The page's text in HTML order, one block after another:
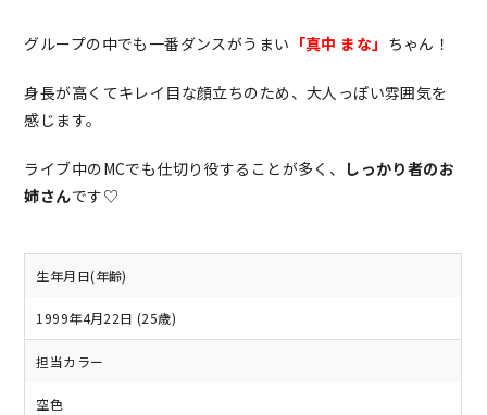
グループの中でも一番ダンスがうまい 「真中 まな」 ちゃん！
身長が高くてキレイ目な顔立ちのため、大人っぽい雰囲気を
感じます。
ライブ中のMCでも仕切り役することが多く、 しっかり者のお
姉さんです♡
生年月日(年齢)
1999年4月22日 (25歳)
担当カラー
空色